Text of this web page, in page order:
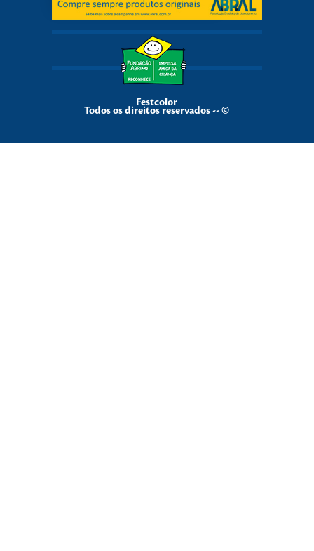
Festcolor
Todos os direitos reservados -- ©